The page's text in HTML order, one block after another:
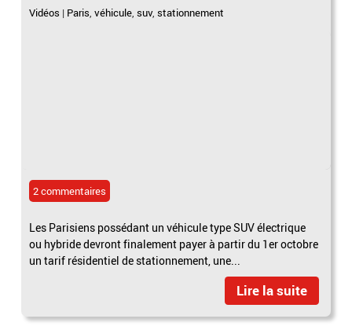
Vidéos | Paris,véhicule,suv,stationnement
2 commentaires
Les Parisiens possédant un véhicule type SUV électrique
ou hybride devront finalement payer à partir du 1er octobre
un tarif résidentiel de stationnement, une...
Lire la suite